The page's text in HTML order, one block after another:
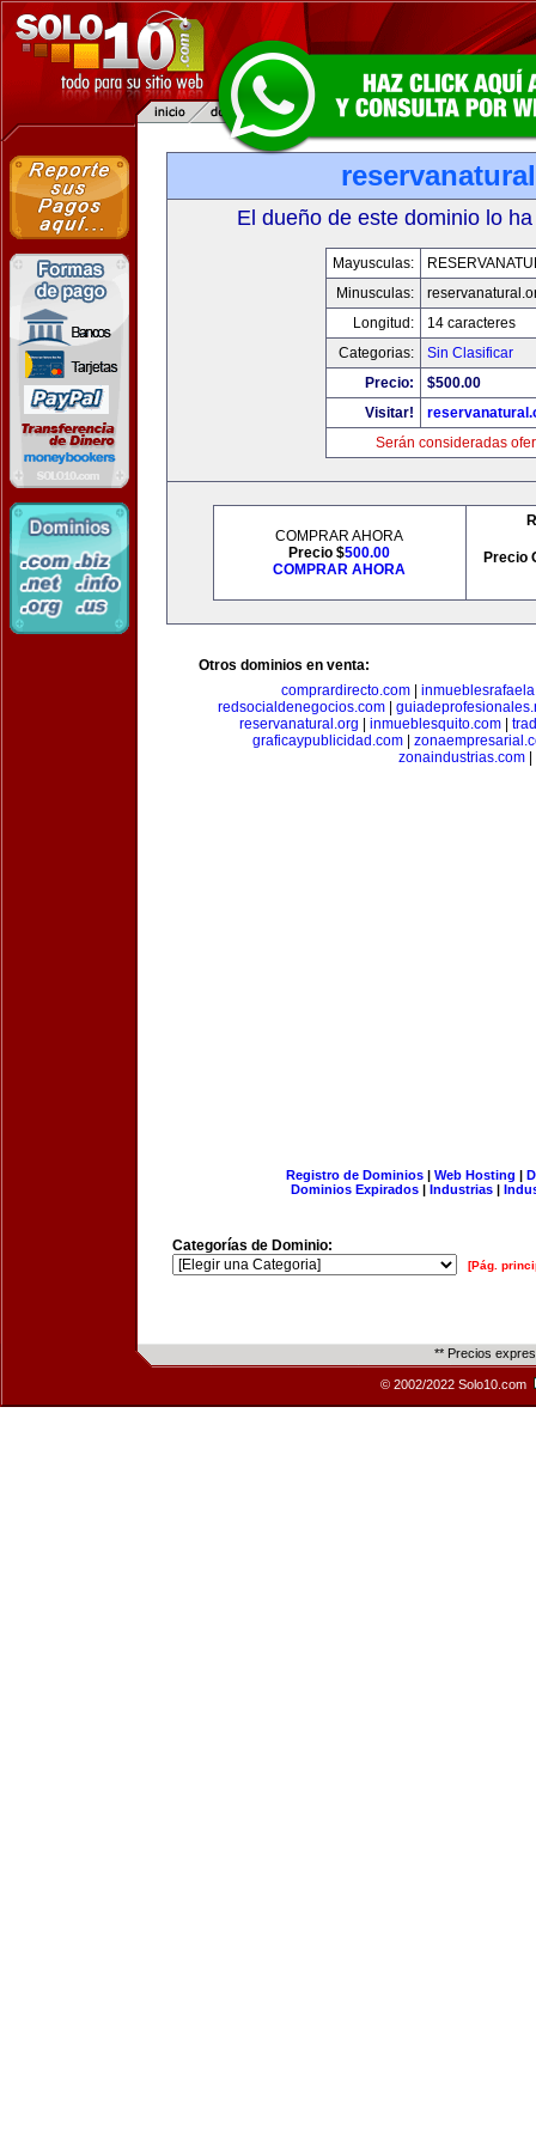
El dueño de este dominio lo
Mayusculas:
Minusculas:
Longitud:
14 caracteres
Categorias:
Sin Clasificar
Precio:
$500.00
Visitar!
Serán consideradas
COMPRAR AHORA
Precio $500.00
COMPRAR AHORA
Precio
Otros dominios en venta:
comprardirecto.com
redsocialdenegocios.com|
reservanatural.org
inmueblesquito.com
graficaypublicidad.com
zonaindustrias.com
Registro de Dominios| Web Hosting |
Dominios Expirados | Industrias |
Categorías de Dominio:
[Pág.
** Precios
© 2002/2022 Solo10.com